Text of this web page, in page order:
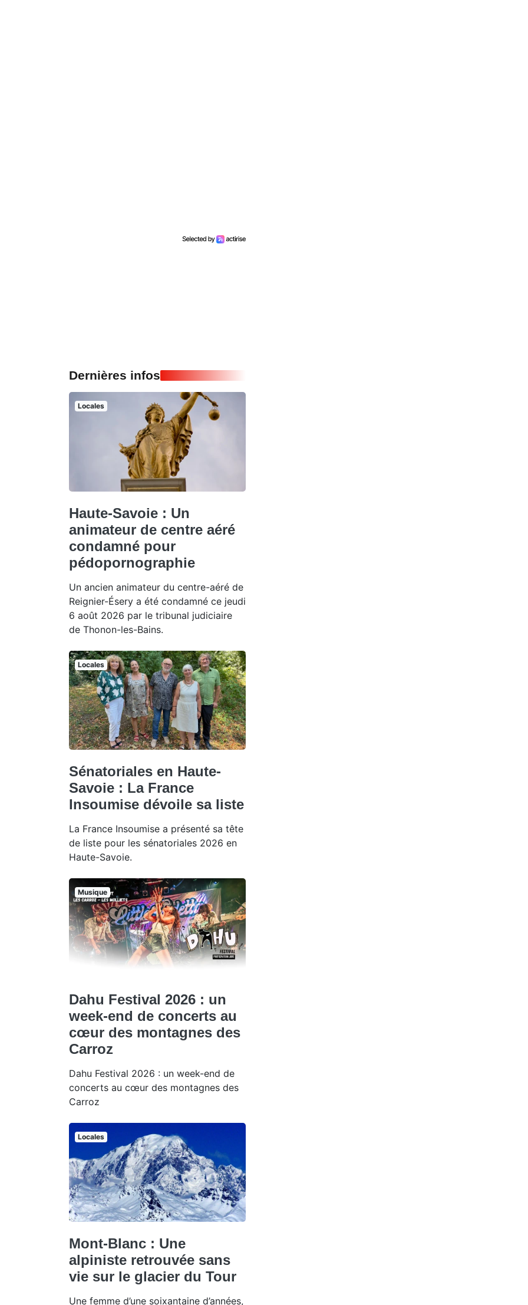
Dernières infos
Locales
Haute-Savoie : Un
animateur de centre aéré
condamné pour
pédopornographie
Un ancien animateur du centre-aéré de
Reignier-Ésery a été condamné ce jeudi
6 août 2026 par le tribunal judiciaire
de Thonon-les-Bains.
Locales
Sénatoriales en Haute-
Savoie : La France
Insoumise dévoile sa liste
La France Insoumise a présenté sa tête
de liste pour les sénatoriales 2026 en
Haute-Savoie.
Musique
Dahu Festival 2026 : un
week-end de concerts au
cœur des montagnes des
Carroz
Dahu Festival 2026 : un week-end de
concerts au cœur des montagnes des
Carroz
Locales
Mont-Blanc : Une
alpiniste retrouvée sans
vie sur le glacier du Tour
Une femme d’une soixantaine d’années,